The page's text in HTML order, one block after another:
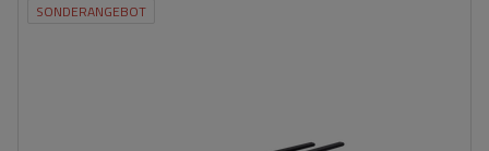
SONDERANGEBOT